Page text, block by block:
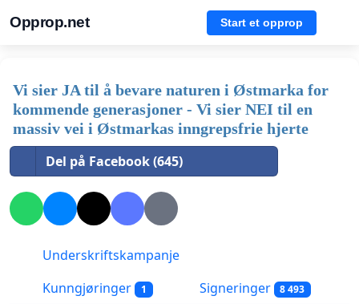
Opprop.net Start et opprop
Vi sier JA til å bevare naturen i Østmarka for
kommende generasjoner - Vi sier NEI til en
massiv vei i Østmarkas inngrepsfrie hjerte
Del på Facebook (645)
Underskriftskampanje
Kunngjøringer
1 Signeringer 8 493